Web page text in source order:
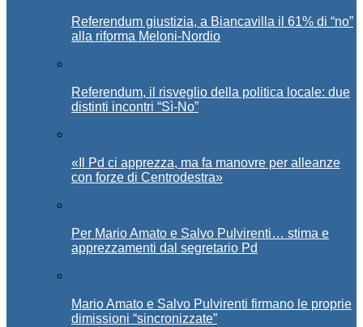
Referendum giustizia, a Biancavilla il 61% di “no”
alla riforma Meloni-Nordio
Referendum, il risveglio della politica locale: due
distinti incontri “Sì-No”
«Il Pd ci apprezza, ma fa manovre per alleanze
con forze di Centrodestra»
Per Mario Amato e Salvo Pulvirenti… stima e
apprezzamenti dal segretario Pd
Mario Amato e Salvo Pulvirenti firmano le proprie
dimissioni “sincronizzate”